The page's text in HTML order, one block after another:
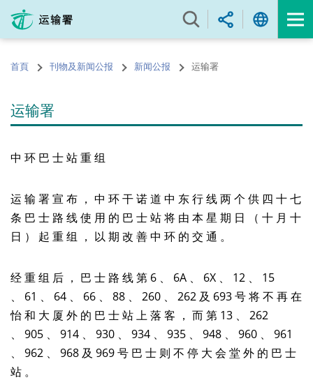
内
的首頁 刊物及新闻公报 新闻公报 运输署
运输署
中 环 巴 士 站 重 组
运 输 署 宣 布 ， 中 环 干 诺 道 中 东 行 线 两 个 供 四 十 七
条 巴 士 路 线 使 用 的 巴 士 站 将 由 本 星 期 日 （ 十 月 十
日 ） 起 重 组 ， 以 期 改 善 中 环 的 交 通 。
经 重 组 后 ， 巴 士 路 线 第 6 、 6A 、 6X 、 12 、 15
、 61 、 64 、 66 、 88 、 260 、 262 及 693 号 将 不 再 在
怡 和 大 厦 外 的 巴 士 站 上 落 客 ， 而 第 13 、 262
、 905 、 914 、 930 、 934 、 935 、 948 、 960 、 961
、 962 、 968 及 969 号 巴 士 则 不 停 大 会 堂 外 的 巴 士
站 。